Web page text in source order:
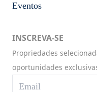
Eventos
INSCREVA-SE
Propriedades
oportunidades